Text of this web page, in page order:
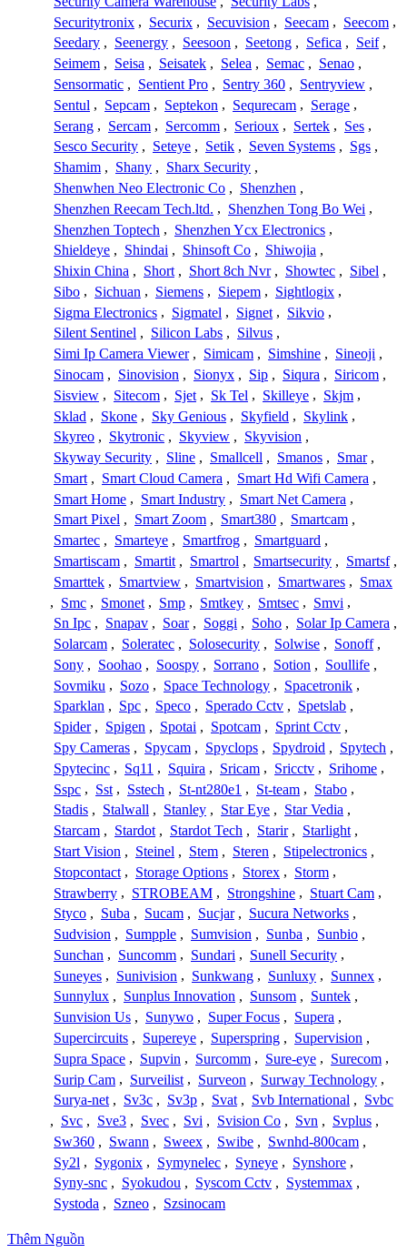
Securitytronix , Securix , Secuvision , Seecam , Seecom ,
Seedary , Seenergy , Seesoon , Seetong , Sefica , Seif ,
Seimem , Seisa , Seisatek , Selea , Semac , Senao ,
Sensormatic , Sentient Pro , Sentry 360 , Sentryview ,
Sentul , Sepcam , Septekon , Sequrecam , Serage ,
Serang , Sercam , Sercomm , Serioux , Sertek , Ses ,
Sesco Security , Seteye , Setik , Seven Systems , Sgs ,
Shamim , Shany , Sharx Security ,
Shenwhen Neo Electronic Co , Shenzhen ,
Shenzhen Reecam Tech.ltd. , Shenzhen Tong Bo Wei ,
Shenzhen Toptech , Shenzhen Ycx Electronics ,
Shieldeye , Shindai , Shinsoft Co , Shiwojia ,
Shixin China , Short , Short 8ch Nvr , Showtec , Sibel ,
Sibo , Sichuan , Siemens , Siepem , Sightlogix ,
Sigma Electronics , Sigmatel , Signet , Sikvio ,
Silent Sentinel , Silicon Labs , Silvus ,
Simi Ip Camera Viewer , Simicam , Simshine , Sineoji ,
Sinocam , Sinovision , Sionyx , Sip , Siqura , Siricom ,
Sisview , Sitecom , Sjet , Sk Tel , Skilleye , Skjm ,
Sklad , Skone , Sky Genious , Skyfield , Skylink ,
Skyreo , Skytronic , Skyview , Skyvision ,
Skyway Security , Sline , Smallcell , Smanos , Smar ,
Smart , Smart Cloud Camera , Smart Hd Wifi Camera ,
Smart Home , Smart Industry , Smart Net Camera ,
Smart Pixel , Smart Zoom , Smart380 , Smartcam ,
Smartec , Smarteye , Smartfrog , Smartguard ,
Smartiscam , Smartit , Smartrol , Smartsecurity , Smartsf ,
Smarttek , Smartview , Smartvision , Smartwares , Smax
, Smc , Smonet , Smp , Smtkey , Smtsec , Smvi ,
Sn Ipc , Snapav , Soar , Soggi , Soho , Solar Ip Camera ,
Solarcam , Soleratec , Solosecurity , Solwise , Sonoff ,
Sony , Soohao , Soospy , Sorrano , Sotion , Soullife ,
Sovmiku , Sozo , Space Technology , Spacetronik ,
Sparklan , Spc , Speco , Sperado Cctv , Spetslab ,
Spider , Spigen , Spotai , Spotcam , Sprint Cctv ,
Spy Cameras , Spycam , Spyclops , Spydroid , Spytech ,
Spytecinc , Sq11 , Squira , Sricam , Sricctv , Srihome ,
Sspc , Sst , Sstech , St-nt280e1 , St-team , Stabo ,
Stadis , Stalwall , Stanley , Star Eye , Star Vedia ,
Starcam , Stardot , Stardot Tech , Starir , Starlight ,
Start Vision , Steinel , Stem , Steren , Stipelectronics ,
Stopcontact , Storage Options , Storex , Storm ,
Strawberry , STROBEAM , Strongshine , Stuart Cam ,
Styco , Suba , Sucam , Sucjar , Sucura Networks ,
Sudvision , Sumpple , Sumvision , Sunba , Sunbio ,
Sunchan , Suncomm , Sundari , Sunell Security ,
Suneyes , Sunivision , Sunkwang , Sunluxy , Sunnex ,
Sunnylux , Sunplus Innovation , Sunsom , Suntek ,
Sunvision Us , Sunywo , Super Focus , Supera ,
Supercircuits , Supereye , Superspring , Supervision ,
Supra Space , Supvin , Surcomm , Sure-eye , Surecom ,
Surip Cam , Surveilist , Surveon , Surway Technology ,
Surya-net , Sv3c , Sv3p , Svat , Svb International , Svbc
, Svc , Sve3 , Svec , Svi , Svision Co , Svn , Svplus ,
Sw360 , Swann , Sweex , Swibe , Swnhd-800cam ,
Sy2l , Sygonix , Symynelec , Syneye , Synshore ,
Syny-snc , Syokudou , Syscom Cctv , Systemmax ,
Systoda , Szneo , Szsinocam
Thêm Nguồn